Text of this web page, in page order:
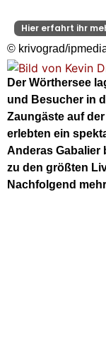
Hier erfahrt ihr
© krivograd/
Der Wörthersee
und Besucher in
Zaungäste auf
erlebten ein
Anderas Gabalier
zu den größten
Nachfolgend